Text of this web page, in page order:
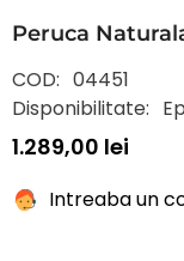
Peruca
COD: 04451
Disponibilitate:
1.289,00 lei
Intreaba un